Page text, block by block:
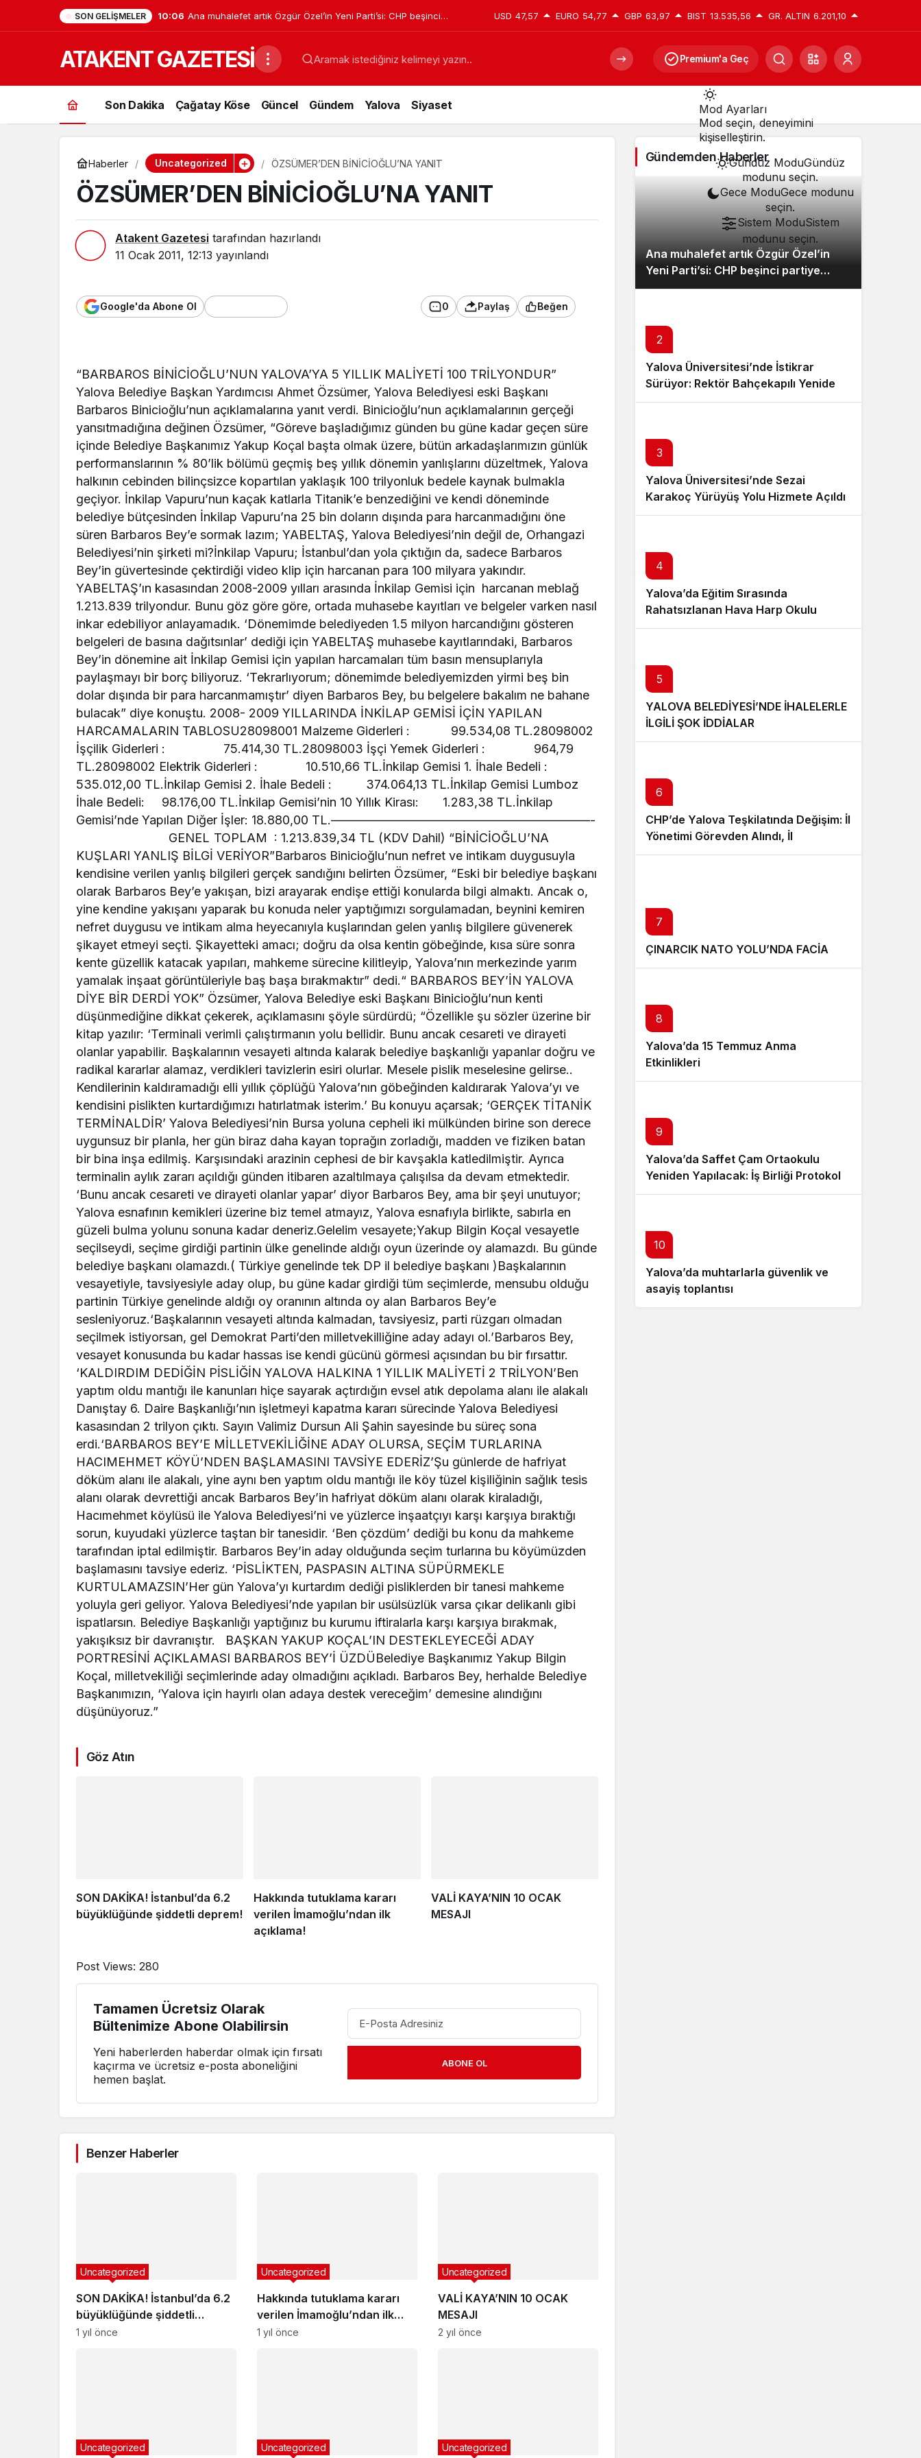
SON GELIŞMELER 10:06 Ana muhalefet artık Özgür Özel’in Yeni Parti’si: CHP beşinci
partiye düştü, Meclis’teki dağılım sil baştan değişti
USD 47,57 EURO 54,77 GBP 63,97 BIST 13.535,56 GR. ALTIN 6.201,10
ATAKENT GAZETESİ Aramak istediğiniz kelimeyi yazın.. Premium'a Geç
Son Dakika Çağatay Köse Güncel Gündem Yalova Siyaset
Mod
değiştir
Mod Ayarları
Mod seçin, deneyimini
kişiselleştirin.
Gündüz ModuGündüz
modunu seçin.
Gece ModuGece modunu
seçin.
Sistem ModuSistem
modunu seçin.
Haberler Uncategorized ÖZSÜMER’DEN BİNİCİOĞLU’NA YANIT
ÖZSÜMER’DEN BİNİCİOĞLU’NA YANIT
Atakent Gazetesi tarafından hazırlandı
11 Ocak 2011, 12:13 yayınlandı
Google'da Abone Ol 0 Paylaş Beğen
“BARBAROS BİNİCİOĞLU’NUN YALOVA’YA 5 YILLIK MALİYETİ 100 TRİLYONDUR”
Yalova Belediye Başkan Yardımcısı Ahmet Özsümer, Yalova Belediyesi eski Başkanı
Barbaros Binicioğlu’nun açıklamalarına yanıt verdi. Binicioğlu’nun açıklamalarının gerçeği
yansıtmadığına değinen Özsümer, “Göreve başladığımız günden bu güne kadar geçen süre
içinde Belediye Başkanımız Yakup Koçal başta olmak üzere, bütün arkadaşlarımızın günlük
performanslarının % 80’lik bölümü geçmiş beş yıllık dönemin yanlışlarını düzeltmek, Yalova
halkının cebinden bilinçsizce kopartılan yaklaşık 100 trilyonluk bedele kaynak bulmakla
geçiyor. İnkilap Vapuru’nun kaçak katlarla Titanik’e benzediğini ve kendi döneminde
belediye bütçesinden İnkilap Vapuru’na 25 bin doların dışında para harcanmadığını öne
süren Barbaros Bey’e sormak lazım; YABELTAŞ, Yalova Belediyesi’nin değil de, Orhangazi
Belediyesi’nin şirketi mi?İnkilap Vapuru; İstanbul’dan yola çıktığın da, sadece Barbaros
Bey’in güvertesinde çektirdiği video klip için harcanan para 100 milyara yakındır.
YABELTAŞ’ın kasasından 2008-2009 yılları arasında İnkilap Gemisi için harcanan meblağ
1.213.839 trilyondur. Bunu göz göre göre, ortada muhasebe kayıtları ve belgeler varken nasıl
inkar edebiliyor anlayamadık. ‘Dönemimde belediyeden 1.5 milyon harcandığını gösteren
belgeleri de basına dağıtsınlar’ dediği için YABELTAŞ muhasebe kayıtlarındaki, Barbaros
Bey’in dönemine ait İnkilap Gemisi için yapılan harcamaları tüm basın mensuplarıyla
paylaşmayı bir borç biliyoruz. ‘Tekrarlıyorum; dönemimde belediyemizden yirmi beş bin
dolar dışında bir para harcanmamıştır’ diyen Barbaros Bey, bu belgelere bakalım ne bahane
bulacak” diye konuştu. 2008- 2009 YILLARINDA İNKİLAP GEMİSİ İÇİN YAPILAN
HARCAMALARIN TABLOSU28098001 Malzeme Giderleri : 99.534,08 TL.28098002
İşçilik Giderleri : 75.414,30 TL.28098003 İşçi Yemek Giderleri : 964,79
TL.28098002 Elektrik Giderleri : 10.510,66 TL.İnkilap Gemisi 1. İhale Bedeli :
535.012,00 TL.İnkilap Gemisi 2. İhale Bedeli : 374.064,13 TL.İnkilap Gemisi Lumboz
İhale Bedeli: 98.176,00 TL.İnkilap Gemisi’nin 10 Yıllık Kirası: 1.283,38 TL.İnkilap
Gemisi’nde Yapılan Diğer İşler: 18.880,00 TL.—————————————————————-
GENEL TOPLAM : 1.213.839,34 TL (KDV Dahil) “BİNİCİOĞLU’NA
KUŞLARI YANLIŞ BİLGİ VERİYOR”Barbaros Binicioğlu’nun nefret ve intikam duygusuyla
kendisine verilen yanlış bilgileri gerçek sandığını belirten Özsümer, “Eski bir belediye başkanı
olarak Barbaros Bey’e yakışan, bizi arayarak endişe ettiği konularda bilgi almaktı. Ancak o,
yine kendine yakışanı yaparak bu konuda neler yaptığımızı sorgulamadan, beynini kemiren
nefret duygusu ve intikam alma heyecanıyla kuşlarından gelen yanlış bilgilere güvenerek
şikayet etmeyi seçti. Şikayetteki amacı; doğru da olsa kentin göbeğinde, kısa süre sonra
kente güzellik katacak yapıları, mahkeme sürecine kilitleyip, Yalova’nın merkezinde yarım
yamalak inşaat görüntüleriyle baş başa bırakmaktır” dedi.“ BARBAROS BEY’İN YALOVA
DİYE BİR DERDİ YOK” Özsümer, Yalova Belediye eski Başkanı Binicioğlu’nun kenti
düşünmediğine dikkat çekerek, açıklamasını şöyle sürdürdü; “Özellikle şu sözler üzerine bir
kitap yazılır: ‘Terminali verimli çalıştırmanın yolu bellidir. Bunu ancak cesareti ve dirayeti
olanlar yapabilir. Başkalarının vesayeti altında kalarak belediye başkanlığı yapanlar doğru ve
radikal kararlar alamaz, verdikleri tavizlerin esiri olurlar. Mesele pislik meselesine gelirse..
Kendilerinin kaldıramadığı elli yıllık çöplüğü Yalova’nın göbeğinden kaldırarak Yalova’yı ve
kendisini pislikten kurtardığımızı hatırlatmak isterim.’ Bu konuyu açarsak; ‘GERÇEK TİTANİK
TERMİNALDİR’ Yalova Belediyesi’nin Bursa yoluna cepheli iki mülkünden birine son derece
uygunsuz bir planla, her gün biraz daha kayan toprağın zorladığı, madden ve fiziken batan
bir bina inşa edilmiş. Karşısındaki arazinin cephesi de bir kavşakla katledilmiştir. Ayrıca
terminalin aylık zararı açıldığı günden itibaren azaltılmaya çalışılsa da devam etmektedir.
‘Bunu ancak cesareti ve dirayeti olanlar yapar’ diyor Barbaros Bey, ama bir şeyi unutuyor;
Yalova esnafının kemikleri üzerine biz temel atmayız, Yalova esnafıyla birlikte, sabırla en
güzeli bulma yolunu sonuna kadar deneriz.Gelelim vesayete;Yakup Bilgin Koçal vesayetle
seçilseydi, seçime girdiği partinin ülke genelinde aldığı oyun üzerinde oy alamazdı. Bu günde
belediye başkanı olamazdı.( Türkiye genelinde tek DP il belediye başkanı )Başkalarının
vesayetiyle, tavsiyesiyle aday olup, bu güne kadar girdiği tüm seçimlerde, mensubu olduğu
partinin Türkiye genelinde aldığı oy oranının altında oy alan Barbaros Bey’e
sesleniyoruz.‘Başkalarının vesayeti altında kalmadan, tavsiyesiz, parti rüzgarı olmadan
seçilmek istiyorsan, gel Demokrat Parti’den milletvekilliğine aday adayı ol.’Barbaros Bey,
vesayet konusunda bu kadar hassas ise kendi gücünü görmesi açısından bu bir fırsattır.
‘KALDIRDIM DEDİĞİN PİSLİĞİN YALOVA HALKINA 1 YILLIK MALİYETİ 2 TRİLYON’Ben
yaptım oldu mantığı ile kanunları hiçe sayarak açtırdığın evsel atık depolama alanı ile alakalı
Danıştay 6. Daire Başkanlığı’nın işletmeyi kapatma kararı sürecinde Yalova Belediyesi
kasasından 2 trilyon çıktı. Sayın Valimiz Dursun Ali Şahin sayesinde bu süreç sona
erdi.‘BARBAROS BEY’E MİLLETVEKİLİĞİNE ADAY OLURSA, SEÇİM TURLARINA
HACIMEHMET KÖYÜ’NDEN BAŞLAMASINI TAVSİYE EDERİZ’Şu günlerde de hafriyat
döküm alanı ile alakalı, yine aynı ben yaptım oldu mantığı ile köy tüzel kişiliğinin sağlık tesis
alanı olarak devrettiği ancak Barbaros Bey’in hafriyat döküm alanı olarak kiraladığı,
Hacımehmet köylüsü ile Yalova Belediyesi’ni ve yüzlerce inşaatçıyı karşı karşıya bıraktığı
sorun, kuyudaki yüzlerce taştan bir tanesidir. ‘Ben çözdüm’ dediği bu konu da mahkeme
tarafından iptal edilmiştir. Barbaros Bey’in aday olduğunda seçim turlarına bu köyümüzden
başlamasını tavsiye ederiz. ‘PİSLİKTEN, PASPASIN ALTINA SÜPÜRMEKLE
KURTULAMAZSIN’Her gün Yalova’yı kurtardım dediği pisliklerden bir tanesi mahkeme
yoluyla geri geliyor. Yalova Belediyesi’nde yapılan bir usülsüzlük varsa çıkar delikanlı gibi
ispatlarsın. Belediye Başkanlığı yaptığınız bu kurumu iftiralarla karşı karşıya bırakmak,
yakışıksız bir davranıştır. BAŞKAN YAKUP KOÇAL’IN DESTEKLEYECEĞİ ADAY
PORTRESİNİ AÇIKLAMASI BARBAROS BEY’İ ÜZDÜBelediye Başkanımız Yakup Bilgin
Koçal, milletvekiliği seçimlerinde aday olmadığını açıkladı. Barbaros Bey, herhalde Belediye
Başkanımızın, ‘Yalova için hayırlı olan adaya destek vereceğim’ demesine alındığını
düşünüyoruz.”
Göz Atın
SON DAKİKA! İstanbul’da 6.2
büyüklüğünde şiddetli deprem!
Hakkında tutuklama kararı
verilen İmamoğlu’ndan ilk
açıklama!
VALİ KAYA’NIN 10 OCAK
MESAJI
Post Views: 280
Tamamen Ücretsiz Olarak
Bültenimize Abone Olabilirsin
Yeni haberlerden haberdar olmak için fırsatı
kaçırma ve ücretsiz e-posta aboneliğini
hemen başlat.
ABONE OL
Benzer Haberler
SON DAKİKA! İstanbul’da 6.2
büyüklüğünde şiddetli
deprem!
Uncategorized
1 yıl önce
Hakkında tutuklama kararı
verilen İmamoğlu’ndan ilk
açıklama!
Uncategorized
1 yıl önce
VALİ KAYA’NIN 10 OCAK
MESAJI
Uncategorized
2 yıl önce
Uncategorized Uncategorized Uncategorized
Gündemden Haberler
Ana muhalefet artık Özgür Özel’in
Yeni Parti’si: CHP beşinci partiye
düştü, Meclis’teki dağılım sil baştan
2
Yalova Üniversitesi’nde İstikrar
Sürüyor: Rektör Bahçekapılı Yeniden
Görevde
3
Yalova Üniversitesi’nde Sezai
Karakoç Yürüyüş Yolu Hizmete Açıldı
4
Yalova’da Eğitim Sırasında
Rahatsızlanan Hava Harp Okulu
Öğrencisi Veli Bilgin Şehit Oldu
5
YALOVA BELEDİYESİ’NDE İHALELERLE
İLGİLİ ŞOK İDDİALAR
6
CHP’de Yalova Teşkilatında Değişim: İl
Yönetimi Görevden Alındı, İl
Başkanlığına Mesut Tutuğ Atandı
7
ÇINARCIK NATO YOLU’NDA FACİA
8
Yalova’da 15 Temmuz Anma
Etkinlikleri
9
Yalova’da Saffet Çam Ortaokulu
Yeniden Yapılacak: İş Birliği Protokolü
İmzalandı
10
Yalova’da muhtarlarla güvenlik ve
asayiş toplantısı